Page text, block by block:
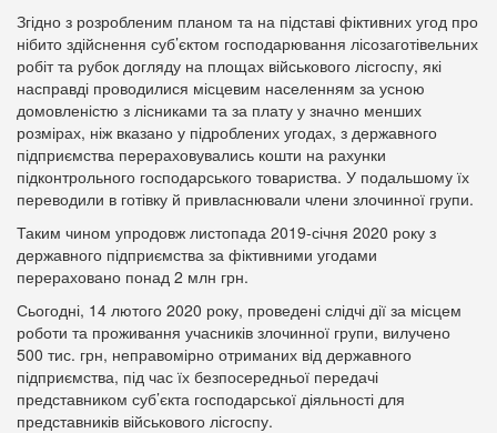
Згідно з розробленим планом та на підставі фіктивних угод про
нібито здійснення суб’єктом господарювання лісозаготівельних
робіт та рубок догляду на площах військового лісгоспу, які
насправді проводилися місцевим населенням за усною
домовленістю з лісниками та за плату у значно менших
розмірах, ніж вказано у підроблених угодах, з державного
підприємства перераховувались кошти на рахунки
підконтрольного господарського товариства. У подальшому їх
переводили в готівку й привласнювали члени злочинної групи.
Таким чином упродовж листопада 2019-січня 2020 року з
державного підприємства за фіктивними угодами
перераховано понад 2 млн грн.
Сьогодні, 14 лютого 2020 року, проведені слідчі дії за місцем
роботи та проживання учасників злочинної групи, вилучено
500 тис. грн, неправомірно отриманих від державного
підприємства, під час їх безпосередньої передачі
представником суб’єкта господарської діяльності для
представників військового лісгоспу.